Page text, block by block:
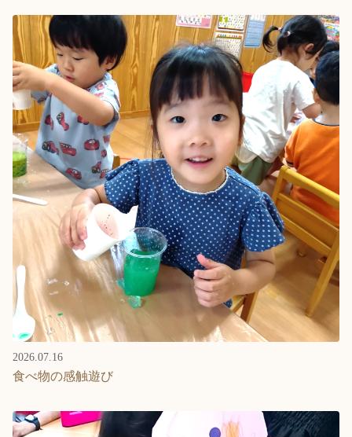
2026.07.16
食べ物の感触遊び